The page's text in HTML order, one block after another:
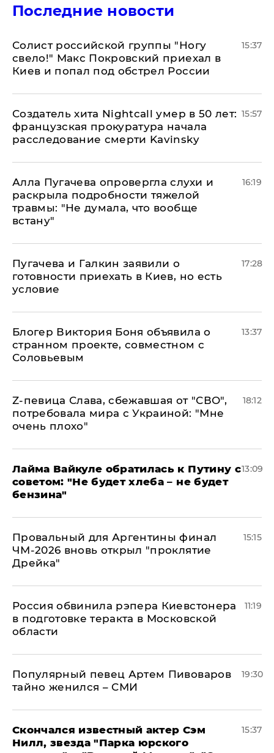
Последние новости
Солист российской группы "Ногу
свело!" Макс Покровский приехал в
Киев и попал под обстрел России
15:37
Создатель хита Nightcall умер в 50 лет:
французская прокуратура начала
расследование смерти Kavinsky
15:57
Алла Пугачева опровергла слухи и
раскрыла подробности тяжелой
травмы: "Не думала, что вообще
встану"
16:19
Пугачева и Галкин заявили о
готовности приехать в Киев, но есть
условие
17:28
Блогер Виктория Боня объявила о
странном проекте, совместном с
Соловьевым
13:37
Z-певица Слава, сбежавшая от "СВО",
потребовала мира с Украиной: "Мне
очень плохо"
18:12
Лайма Вайкуле обратилась к Путину с
советом: "Не будет хлеба – не будет
бензина"
13:09
Провальный для Аргентины финал
ЧМ-2026 вновь открыл "проклятие
Дрейка"
15:15
Россия обвинила рэпера Киевстонера
в подготовке теракта в Московской
области
11:19
Популярный певец Артем Пивоваров
тайно женился – СМИ
19:30
Скончался известный актер Сэм
Нилл, звезда "Парка юрского
15:37